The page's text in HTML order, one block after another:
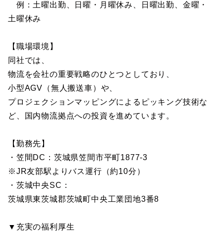
例：土曜出勤、日曜・月曜休み、日曜出勤、金曜・
土曜休み
【職場環境】
同社では、
物流を会社の重要戦略のひとつとしており、
小型AGV（無人搬送車）や、
プロジェクションマッピングによるピッキング技術な
ど、国内物流拠点への投資を進めています。
【勤務先】
・笠間DC：茨城県笠間市平町1877-3
※JR友部駅よりバス運行（約10分）
・茨城中央SC：
茨城県東茨城郡茨城町中央工業団地3番8
▼充実の福利厚生